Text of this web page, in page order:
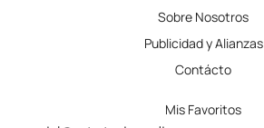
Sobre Nosotros
Publicidad y Alianzas
Contácto
Mis Favoritos